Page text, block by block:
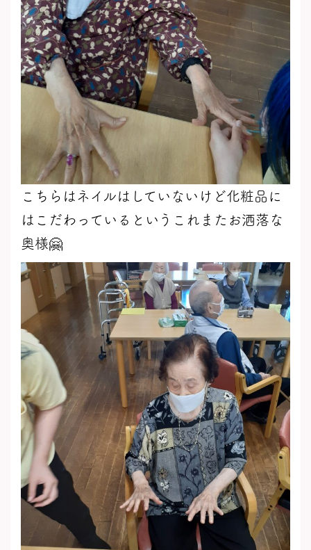
こちらはネイルはしていないけど化粧品に
はこだわっているというこれまたお洒落な
奥様🤗